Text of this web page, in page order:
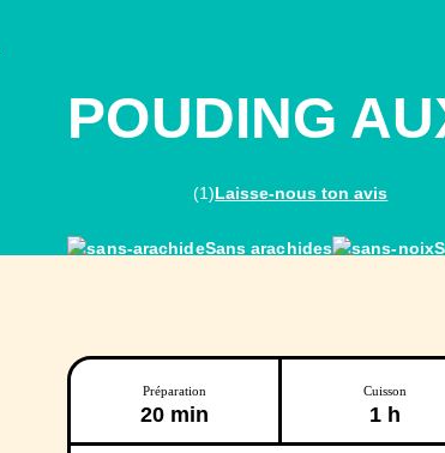
POUDING
(1)Laisse-nous ton avis
Sans arachides
Préparation
20 min
Cuisson
1 h